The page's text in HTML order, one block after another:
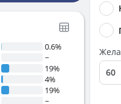
0.6%
~
19%
4%
19%
~